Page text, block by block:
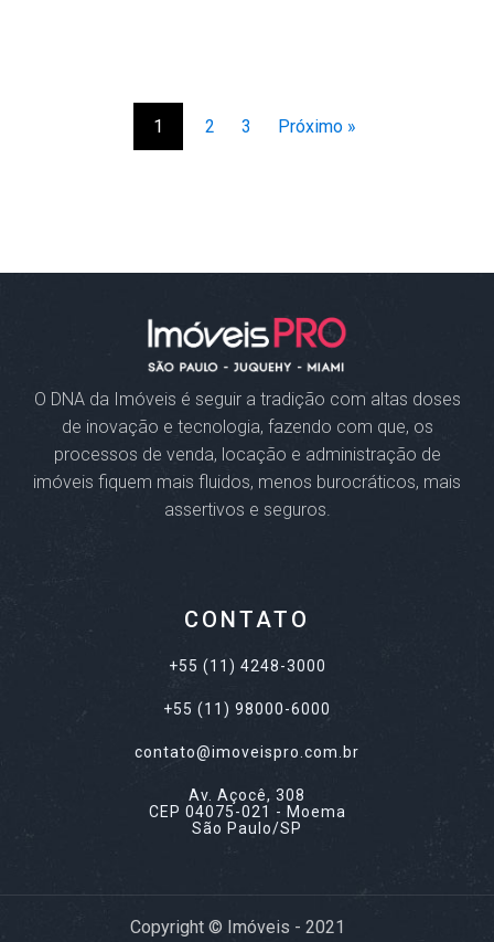
1 2 3 Próximo »
O DNA da Imóveis é seguir a tradição com altas doses
de inovação e tecnologia, fazendo com que, os
processos de venda, locação e administração de
imóveis fiquem mais fluidos, menos burocráticos, mais
assertivos e seguros.
CONTATO
+55 (11) 4248-3000
+55 (11) 98000-6000
contato@imoveispro.com.br
Av. Açocê, 308
CEP 04075-021 - Moema
São Paulo/SP
Copyright © Imóveis - 2021